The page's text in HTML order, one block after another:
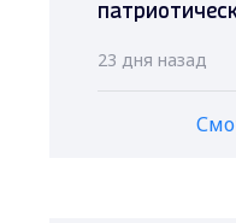
23 дня назад